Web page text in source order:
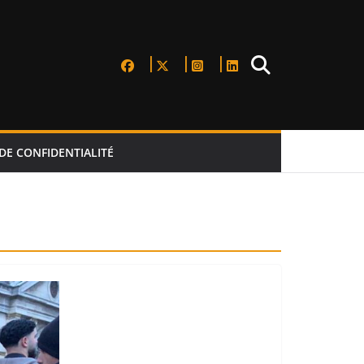
CONFIDENTIALITÉ